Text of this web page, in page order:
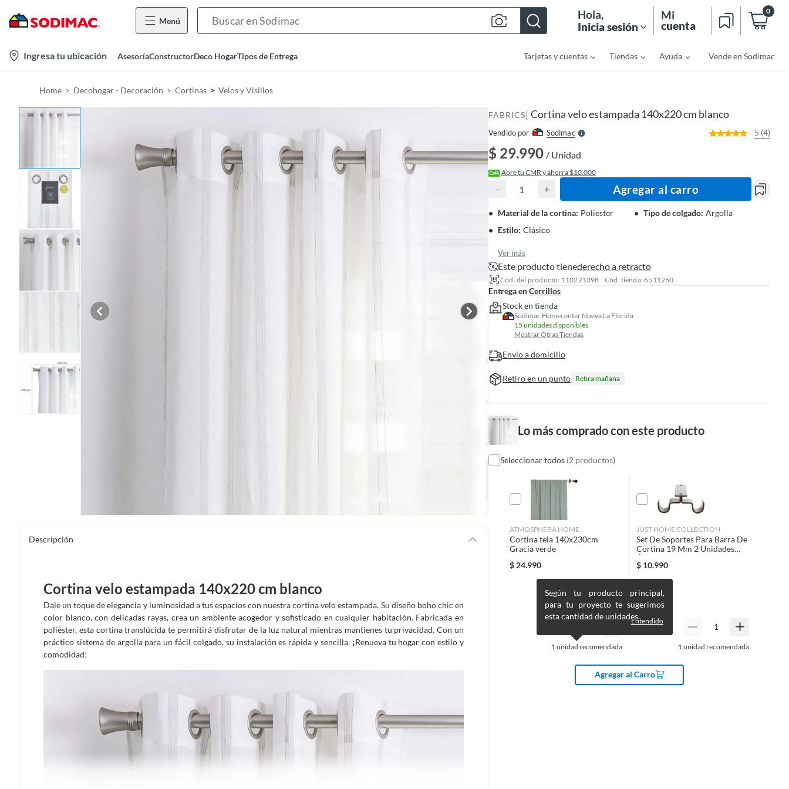
Menú Hola,
Inicia sesión
Mi
cuenta
0
Ingresa tu ubicación AsesoríaConstructorDeco HogarTipos de Entrega Tarjetas y cuentas Tiendas Ayuda Vende en Sodimac
Home Decohogar - Decoración Cortinas Velos y Visillos
Descripción
Cortina velo estampada 140x220 cm blanco
Dale un toque de elegancia y luminosidad a tus espacios con nuestra cortina velo estampada. Su diseño boho chic en
color blanco, con delicadas rayas, crea un ambiente acogedor y sofisticado en cualquier habitación. Fabricada en
poliéster, esta cortina translúcida te permitirá disfrutar de la luz natural mientras mantienes tu privacidad. Con un
práctico sistema de argolla para un fácil colgado, su instalación es rápida y sencilla. ¡Renueva tu hogar con estilo y
comodidad!
FABRICS| Cortina velo estampada 140x220 cm blanco
Vendido por SodimacS
l
l
5 (4)
$ 29.990 / Unidad
Abre tu CMR y ahorra $10.000
− + Agregar al carro
Material de la cortina: Poliester Tipo de colgado: Argolla
Estilo: Clásico
Ver más
Este producto tienederecho a retracto
Cód. del producto: 110271398 Cód. tienda: 6511260
Entrega enCerrillos
Stock en tienda
Sodimac Homecenter Nueva La Florida
15 unidades disponibles
Mostrar Otras Tiendas
Envío a domicilio
Retiro en un punto Retira mañana
Lo más comprado con este producto
Seleccionar todos (2 productos)
ATMOSPHERA HOME
Cortina tela 140x230cm
Gracia verde
$ 24.990
1 unidad recomendada
Según tu producto principal,
para tu proyecto te sugerimos
esta cantidad de unidades.Entendido
JUST HOME COLLECTION
Set De Soportes Para Barra De
Cortina 19 Mm 2 Unidades
Óxido
$ 10.990
1 unidad recomendada
Agregar al Carro